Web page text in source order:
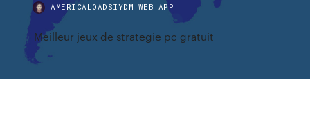
AMERICALOADSIYDM.WEB.APP
Meilleur jeux de strategie pc gratuit